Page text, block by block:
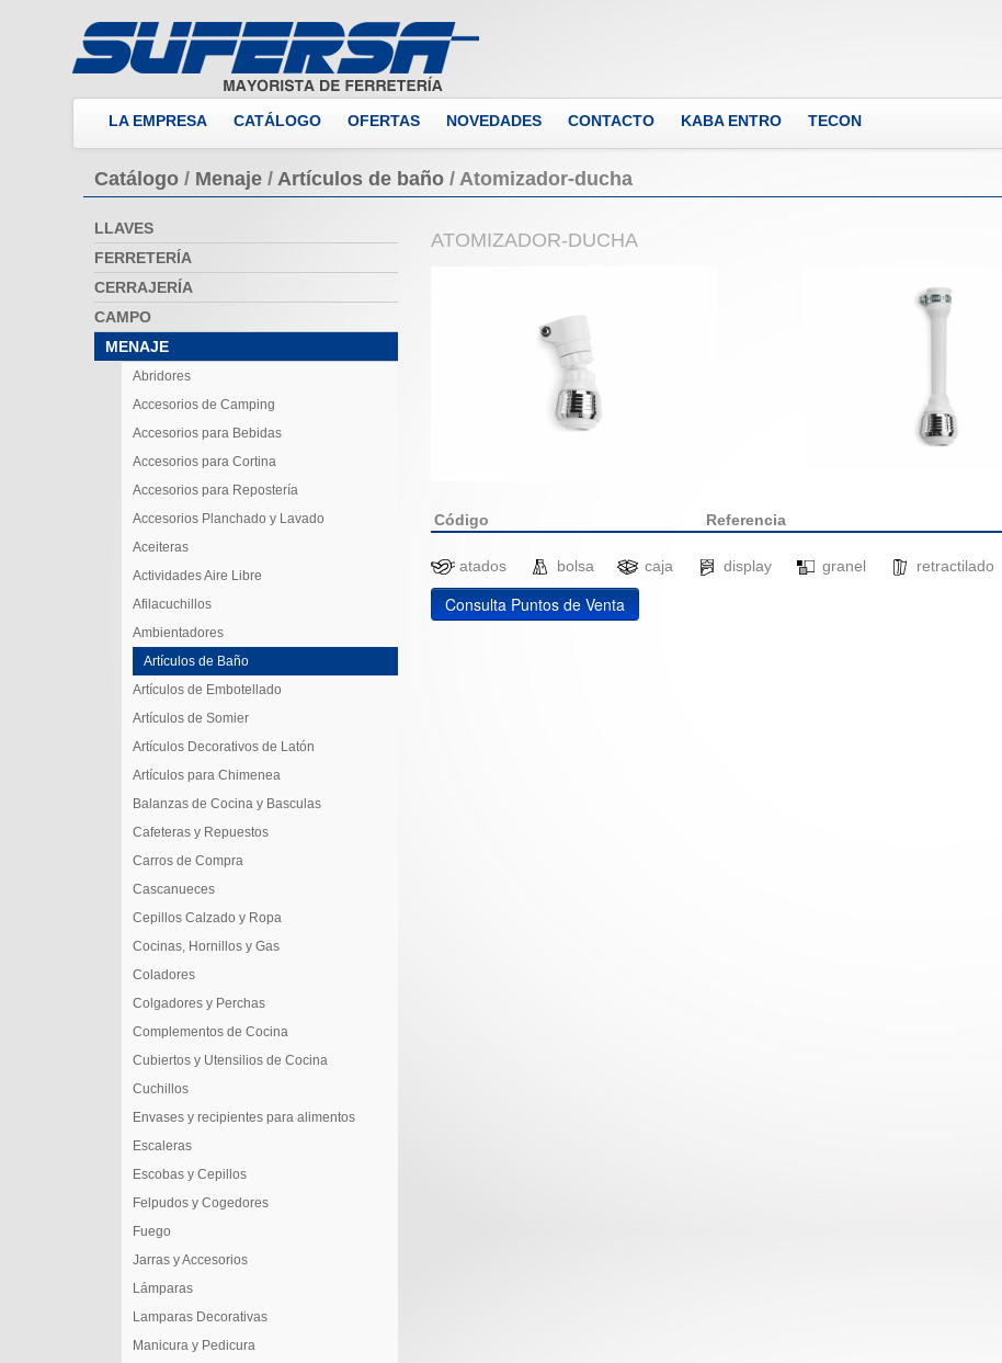
LA EMPRESA CATÁLOGO OFERTAS NOVEDADES CONTACTO KABA ENTRO TECON
Catálogo / Menaje / Artículos de baño / Atomizador-ducha
LLAVES
FERRETERÍA
CERRAJERÍA
CAMPO
MENAJE
Abridores
Accesorios de Camping
Accesorios para Bebidas
Accesorios para Cortina
Accesorios para Repostería
Accesorios Planchado y Lavado
Aceiteras
Actividades Aire Libre
Afilacuchillos
Ambientadores
Artículos de Baño
Artículos de Embotellado
Artículos de Somier
Artículos Decorativos de Latón
Artículos para Chimenea
Balanzas de Cocina y Basculas
Cafeteras y Repuestos
Carros de Compra
Cascanueces
Cepillos Calzado y Ropa
Cocinas, Hornillos y Gas
Coladores
Colgadores y Perchas
Complementos de Cocina
Cubiertos y Utensilios de Cocina
Cuchillos
Envases y recipientes para alimentos
Escaleras
Escobas y Cepillos
Felpudos y Cogedores
Fuego
Jarras y Accesorios
Lámparas
Lamparas Decorativas
Manicura y Pedicura
ATOMIZADOR-DUCHA
Código Referencia
atados bolsa caja display granel retractilado
Consulta Puntos de Venta